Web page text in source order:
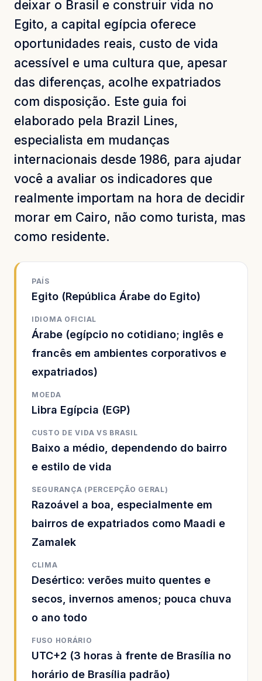
deixar o Brasil e construir vida no
Egito, a capital egípcia oferece
oportunidades reais, custo de vida
acessível e uma cultura que, apesar
das diferenças, acolhe expatriados
com disposição. Este guia foi
elaborado pela Brazil Lines,
especialista em mudanças
internacionais desde 1986, para ajudar
você a avaliar os indicadores que
realmente importam na hora de decidir
morar em Cairo, não como turista, mas
como residente.
PAÍS
Egito (República Árabe do Egito)
IDIOMA OFICIAL
Árabe (egípcio no cotidiano; inglês e
francês em ambientes corporativos e
expatriados)
MOEDA
Libra Egípcia (EGP)
CUSTO DE VIDA VS BRASIL
Baixo a médio, dependendo do bairro
e estilo de vida
SEGURANÇA (PERCEPÇÃO GERAL)
Razoável a boa, especialmente em
bairros de expatriados como Maadi e
Zamalek
CLIMA
Desértico: verões muito quentes e
secos, invernos amenos; pouca chuva
o ano todo
FUSO HORÁRIO
UTC+2 (3 horas à frente de Brasília no
horário de Brasília padrão)